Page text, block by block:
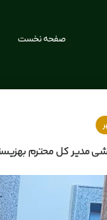
صفحه نخست
مدیر کل محترم